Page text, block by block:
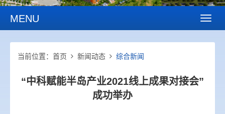
MENU
当前位置： 首页 新闻动态 综合新闻
“中科赋能半岛产业2021线上成果对接会”
成功举办